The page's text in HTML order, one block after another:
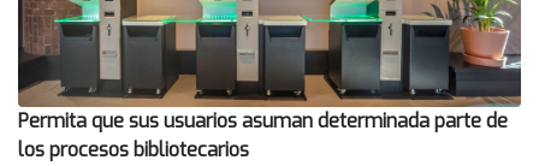
Permita que sus usuarios asuman determinada parte de
los procesos bibliotecarios